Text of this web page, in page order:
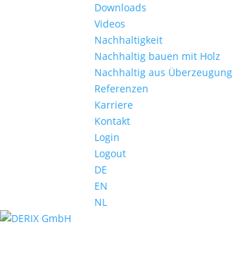
Downloads
Videos
Nachhaltigkeit
Nachhaltig bauen mit Holz
Nachhaltig aus Überzeugung
Referenzen
Karriere
Kontakt
Login
Logout
DE
EN
NL